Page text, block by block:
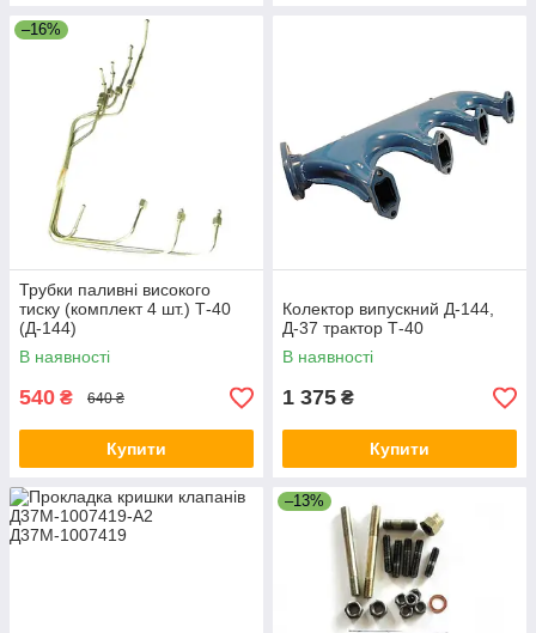
–16%
Трубки паливні високого
тиску (комплект 4 шт.) Т-40
(Д-144)
В наявності
540 ₴ 640 ₴
Купити
Колектор випускний Д-144,
Д-37 трактор Т-40
В наявності
1 375 ₴
Купити
–13%